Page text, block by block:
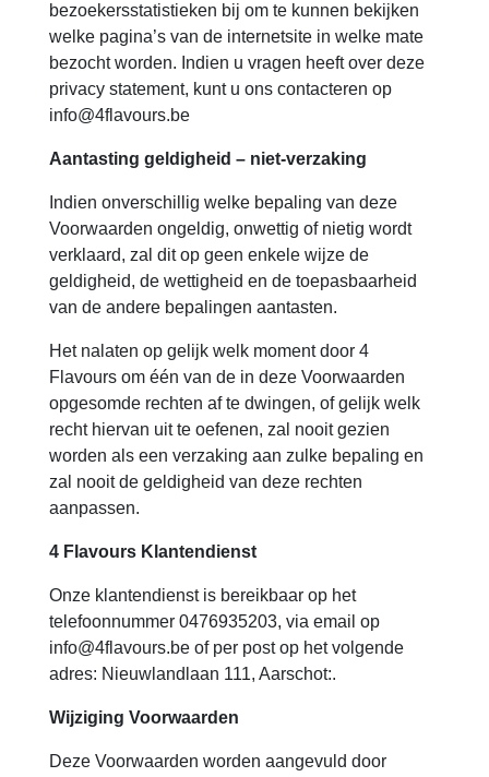
bezoekersstatistieken bij om te kunnen bekijken
welke pagina’s van de internetsite in welke mate
bezocht worden. Indien u vragen heeft over deze
privacy statement, kunt u ons contacteren op
info@4flavours.be
Aantasting geldigheid – niet-verzaking
Indien onverschillig welke bepaling van deze
Voorwaarden ongeldig, onwettig of nietig wordt
verklaard, zal dit op geen enkele wijze de
geldigheid, de wettigheid en de toepasbaarheid
van de andere bepalingen aantasten.
Het nalaten op gelijk welk moment door 4
Flavours om één van de in deze Voorwaarden
opgesomde rechten af te dwingen, of gelijk welk
recht hiervan uit te oefenen, zal nooit gezien
worden als een verzaking aan zulke bepaling en
zal nooit de geldigheid van deze rechten
aanpassen.
4 Flavours Klantendienst
Onze klantendienst is bereikbaar op het
telefoonnummer 0476935203, via email op
info@4flavours.be of per post op het volgende
adres: Nieuwlandlaan 111, Aarschot:.
Wijziging Voorwaarden
Deze Voorwaarden worden aangevuld door